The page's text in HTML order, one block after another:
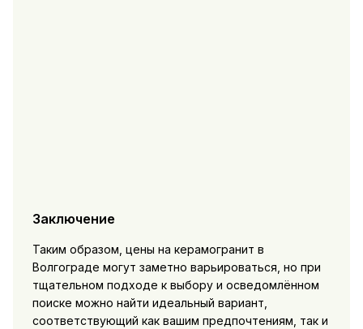
Заключение
Таким образом, цены на керамогранит в
Волгограде могут заметно варьироваться, но при
тщательном подходе к выбору и осведомлённом
поиске можно найти идеальный вариант,
соответствующий как вашим предпочтениям, так и